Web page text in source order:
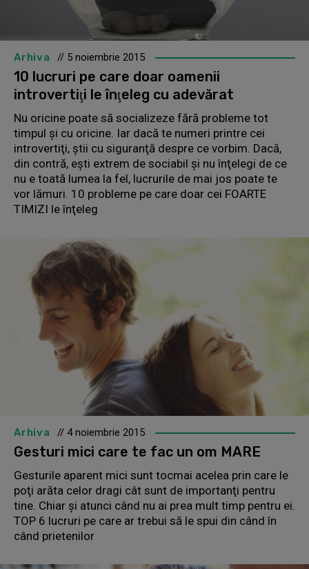
Arhiva // 5 noiembrie 2015
10 lucruri pe care doar oamenii
introvertiţi le înţeleg cu adevărat
Nu oricine poate să socializeze fără probleme tot
timpul şi cu oricine. Iar dacă te numeri printre cei
introvertiţi, ştii cu siguranţă despre ce vorbim. Dacă,
din contră, eşti extrem de sociabil şi nu înţelegi de ce
nu e toată lumea la fel, lucrurile de mai jos poate te
vor lămuri. 10 probleme pe care doar cei FOARTE
TIMIZI le înţeleg
Arhiva // 4 noiembrie 2015
Gesturi mici care te fac un om MARE
Gesturile aparent mici sunt tocmai acelea prin care le
poţi arăta celor dragi cât sunt de importanţi pentru
tine. Chiar şi atunci când nu ai prea mult timp pentru ei.
TOP 6 lucruri pe care ar trebui să le spui din când în
când prietenilor